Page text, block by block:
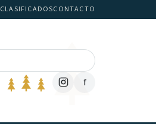
CLASIFICADOSCONTACTO
f